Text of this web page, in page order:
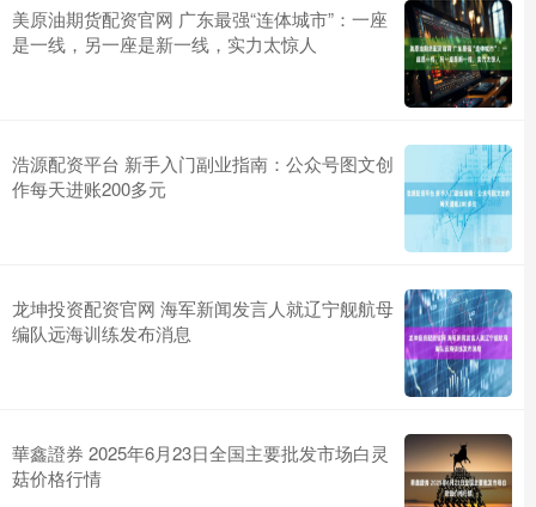
美原油期货配资官网 广东最强“连体城市”：一座
是一线，另一座是新一线，实力太惊人
浩源配资平台 新手入门副业指南：公众号图文创
作每天进账200多元
龙坤投资配资官网 海军新闻发言人就辽宁舰航母
编队远海训练发布消息
華鑫證券 2025年6月23日全国主要批发市场白灵
菇价格行情